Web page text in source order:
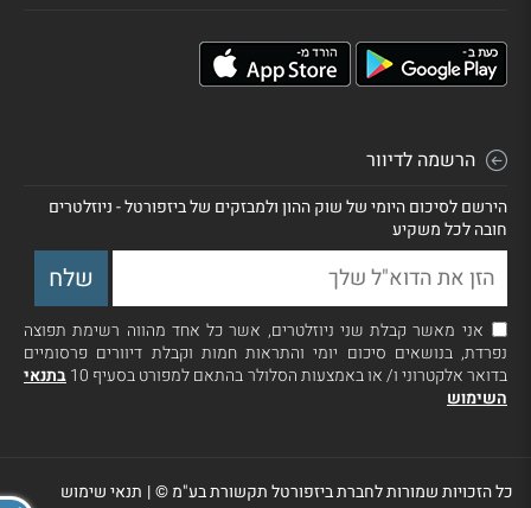
הרשמה לדיוור
הירשם לסיכום היומי של שוק ההון ולמבזקים של ביזפורטל - ניוזלטרים
חובה לכל משקיע
אני מאשר קבלת שני ניוזלטרים, אשר כל אחד מהווה רשימת תפוצה
נפרדת, בנושאים סיכום יומי והתראות חמות וקבלת דיוורים פרסומיים
בדואר אלקטרוני ו/ או באמצעות הסלולר בהתאם למפורט בסעיף 10
בתנאי
השימוש
כל הזכויות שמורות לחברת ביזפורטל תקשורת בע"מ ©| תנאי שימוש